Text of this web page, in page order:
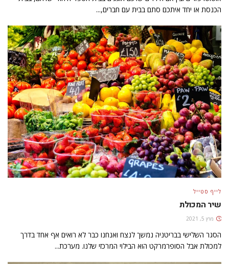
הכנסת או יחד איתכם סתם בבית עם חברים,...
לייף סטייל
שיר המכולת
מרץ 5, 2021
הסגר השלישי בבריטניה נמשך לנצח ואנחנו כבר לא רואים אף אחד בדרך
למכולת אבל הסופרמרקט הוא הבילוי המרכזי שלנו. מערכת...